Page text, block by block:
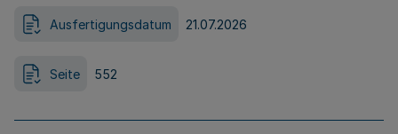
Ausfertigungsdatum 21.07.2026
Seite 552